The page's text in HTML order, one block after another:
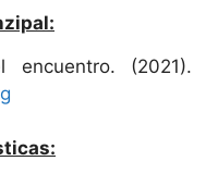
encuentro. (2021).